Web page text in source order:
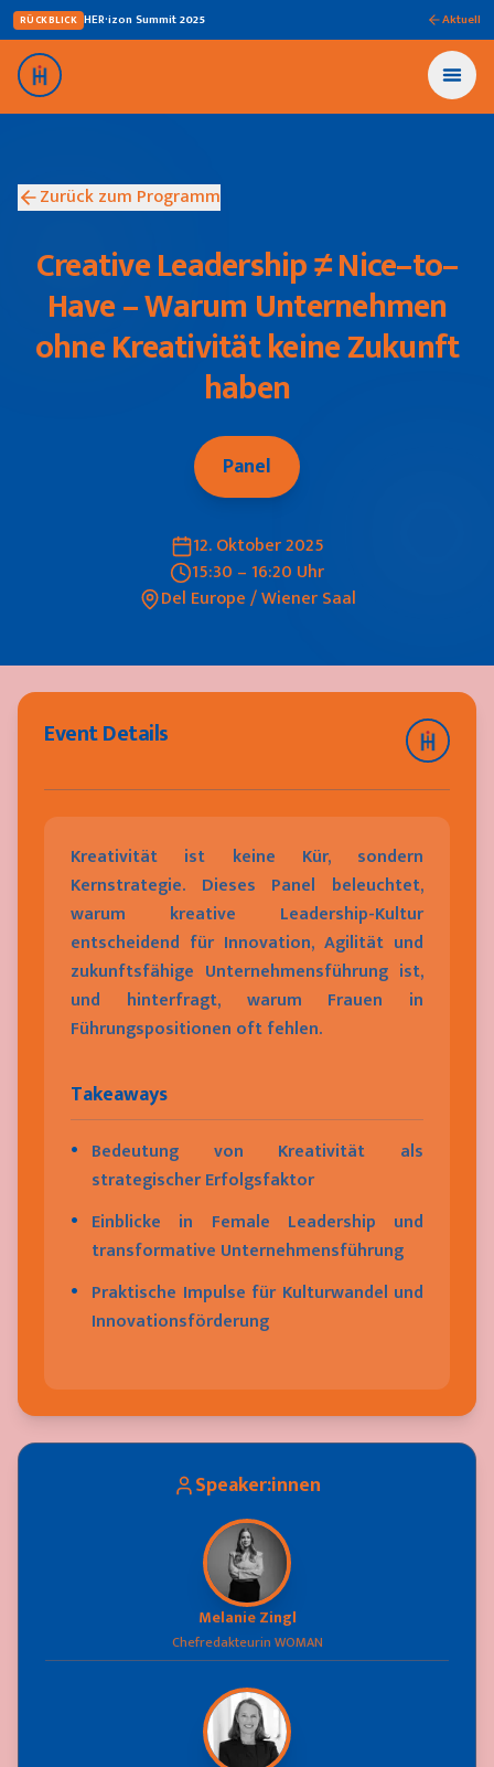
RÜCKBLICK HER·izon Summit2025 Aktuell
Zurück zum Programm
Creative Leadership ≠ Nice–to–
Have – Warum Unternehmen
ohne Kreativität keine Zukunft
haben
Panel
12. Oktober 2025
15:30 – 16:20 Uhr
Del Europe / Wiener Saal
Event Details
Kreativität ist keine Kür, sondern
Kernstrategie. Dieses Panel beleuchtet,
warum kreative Leadership-Kultur
entscheidend für Innovation, Agilität und
zukunftsfähige Unternehmensführung ist,
und hinterfragt, warum Frauen in
Führungspositionen oft fehlen.
Takeaways
• Bedeutung von Kreativität als
strategischer Erfolgsfaktor
• Einblicke in Female Leadership und
transformative Unternehmensführung
• Praktische Impulse für Kulturwandel und
Innovationsförderung
Speaker:innen
Melanie Zingl
Chefredakteurin WOMAN